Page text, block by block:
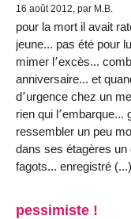
16 août 2012, par M.B.
pour la mort il avait
jeune... pas été pour
mimer l՚excès...
anniversaire... et
d՚urgence chez un
rien qui l՚embarque...
ressembler un peu
dans ses étagères un
fagots... enregistré (...)
pessimiste !